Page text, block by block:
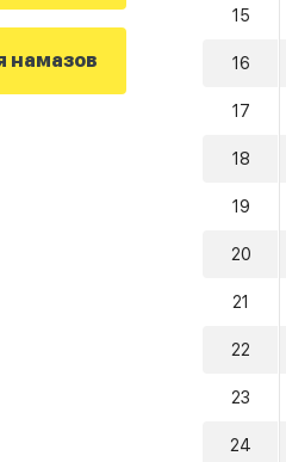
намазов
15
16
17
18
19
20
21
22
23
24